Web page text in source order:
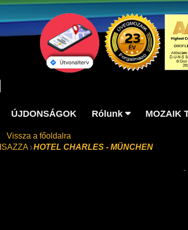
ÚJDONSÁGOK Rólunk MOZAIK
Vissza a főoldalra
HOTEL CHARLES - MÜNCHEN
-